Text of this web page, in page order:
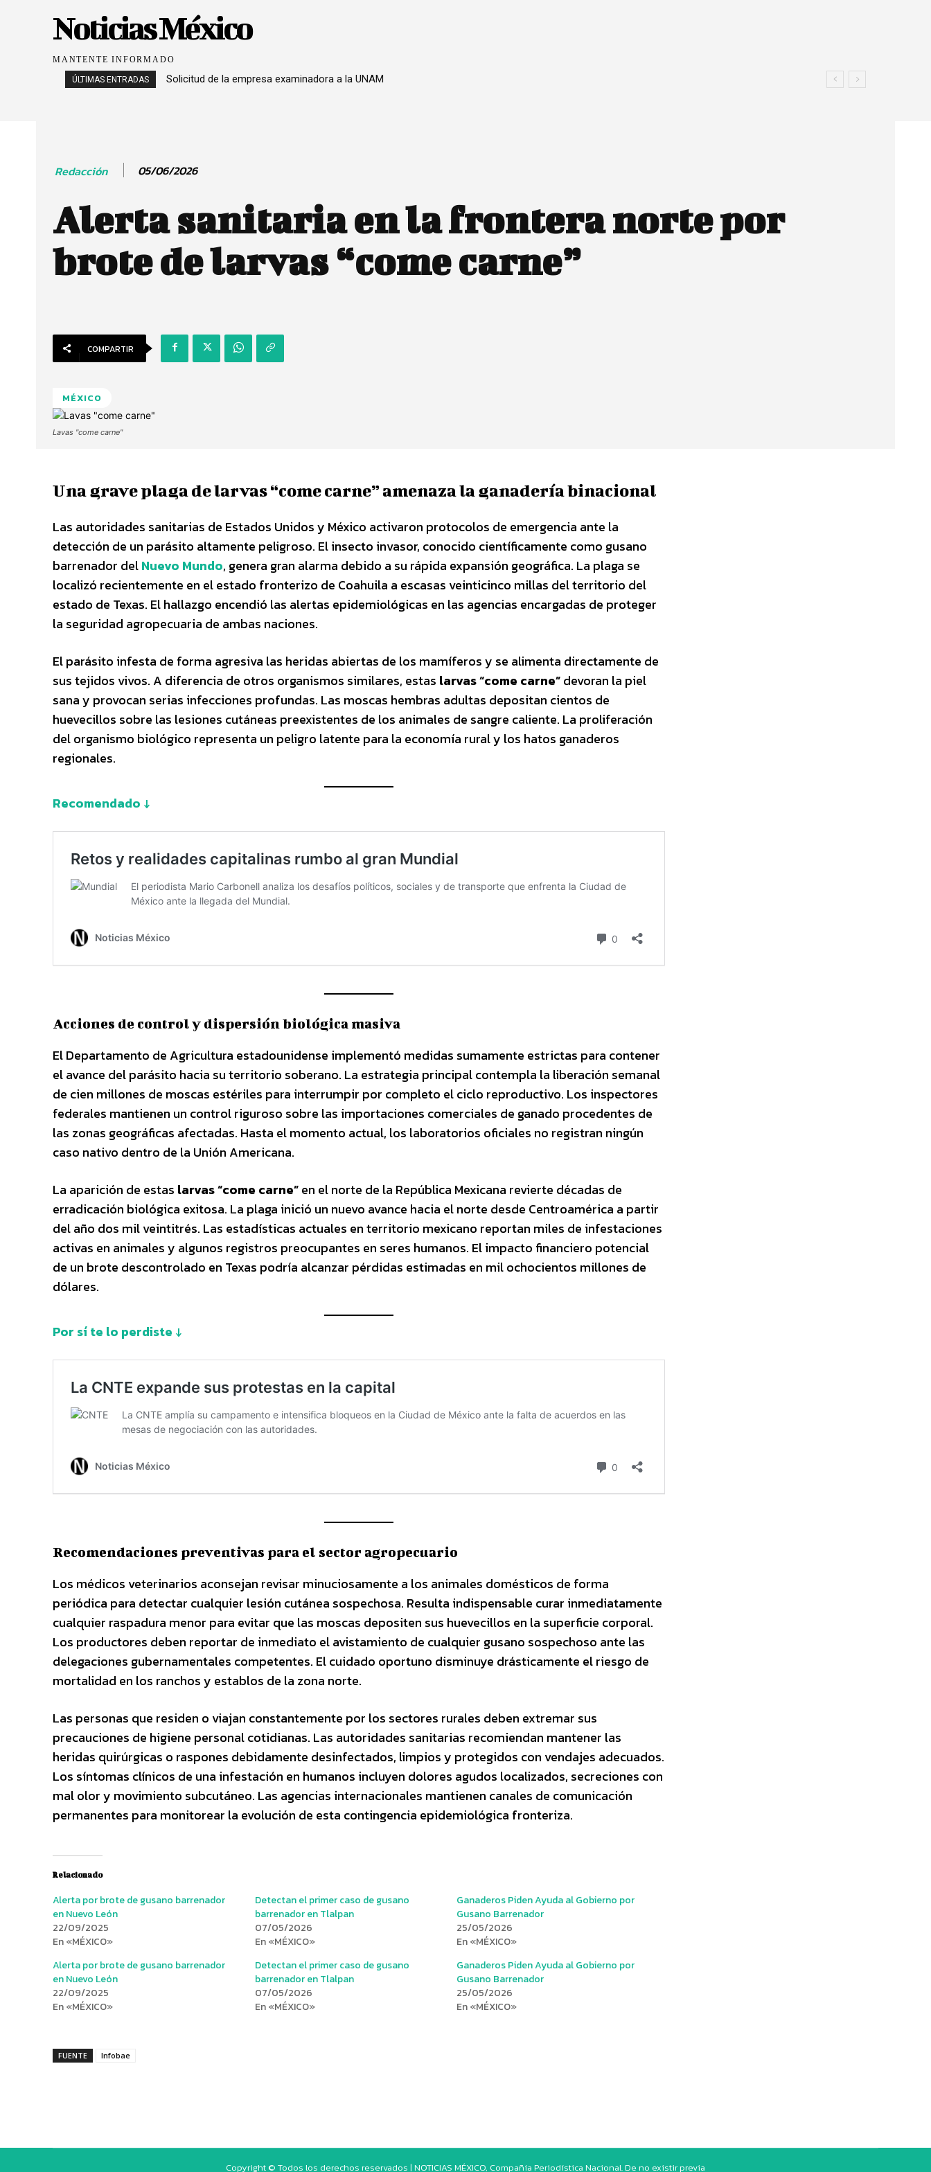
Noticias México
MANTENTE INFORMADO
ÚLTIMAS ENTRADAS Solicitud de la empresa examinadora a la UNAM
Redacción 05/06/2026
Alerta sanitaria en la frontera norte por
brote de larvas “come carne”
COMPARTIR
MÉXICO
Lavas "come carne"
Una grave plaga de larvas “come carne” amenaza la ganadería binacional
Las autoridades sanitarias de Estados Unidos y México activaron protocolos de emergencia ante la
detección de un parásito altamente peligroso. El insecto invasor, conocido científicamente como gusano
barrenador delNuevo Mundo, genera gran alarma debido a su rápida expansión geográfica. La plaga se
localizó recientemente en el estado fronterizo de Coahuila a escasas veinticinco millas del territorio del
estado de Texas. El hallazgo encendió las alertas epidemiológicas en las agencias encargadas de proteger
la seguridad agropecuaria de ambas naciones.
El parásito infesta de forma agresiva las heridas abiertas de los mamíferos y se alimenta directamente de
sus tejidos vivos. A diferencia de otros organismos similares, estas larvas “come carne”devoran la piel
sana y provocan serias infecciones profundas. Las moscas hembras adultas depositan cientos de
huevecillos sobre las lesiones cutáneas preexistentes de los animales de sangre caliente. La proliferación
del organismo biológico representa un peligro latente para la economía rural y los hatos ganaderos
regionales.
Recomendado ↓
Acciones de control y dispersión biológica masiva
El Departamento de Agricultura estadounidense implementó medidas sumamente estrictas para contener
el avance del parásito hacia su territorio soberano. La estrategia principal contempla la liberación semanal
de cien millones de moscas estériles para interrumpir por completo el ciclo reproductivo. Los inspectores
federales mantienen un control riguroso sobre las importaciones comerciales de ganado procedentes de
las zonas geográficas afectadas. Hasta el momento actual, los laboratorios oficiales no registran ningún
caso nativo dentro de la Unión Americana.
La aparición de estas larvas “come carne”en el norte de la República Mexicana revierte décadas de
erradicación biológica exitosa. La plaga inició un nuevo avance hacia el norte desde Centroamérica a partir
del año dos mil veintitrés. Las estadísticas actuales en territorio mexicano reportan miles de infestaciones
activas en animales y algunos registros preocupantes en seres humanos. El impacto financiero potencial
de un brote descontrolado en Texas podría alcanzar pérdidas estimadas en mil ochocientos millones de
dólares.
Por sí te lo perdiste ↓
Recomendaciones preventivas para el sector agropecuario
Los médicos veterinarios aconsejan revisar minuciosamente a los animales domésticos de forma
periódica para detectar cualquier lesión cutánea sospechosa. Resulta indispensable curar inmediatamente
cualquier raspadura menor para evitar que las moscas depositen sus huevecillos en la superficie corporal.
Los productores deben reportar de inmediato el avistamiento de cualquier gusano sospechoso ante las
delegaciones gubernamentales competentes. El cuidado oportuno disminuye drásticamente el riesgo de
mortalidad en los ranchos y establos de la zona norte.
Las personas que residen o viajan constantemente por los sectores rurales deben extremar sus
precauciones de higiene personal cotidianas. Las autoridades sanitarias recomiendan mantener las
heridas quirúrgicas o raspones debidamente desinfectados, limpios y protegidos con vendajes adecuados.
Los síntomas clínicos de una infestación en humanos incluyen dolores agudos localizados, secreciones con
mal olor y movimiento subcutáneo. Las agencias internacionales mantienen canales de comunicación
permanentes para monitorear la evolución de esta contingencia epidemiológica fronteriza.
Relacionado
Alerta por brote de gusano barrenador
en Nuevo León
22/09/2025
En «MÉXICO»
Detectan el primer caso de gusano
barrenador en Tlalpan
07/05/2026
En «MÉXICO»
Ganaderos Piden Ayuda al Gobierno por
Gusano Barrenador
25/05/2026
En «MÉXICO»
Alerta por brote de gusano barrenador
en Nuevo León
22/09/2025
En «MÉXICO»
Detectan el primer caso de gusano
barrenador en Tlalpan
07/05/2026
En «MÉXICO»
Ganaderos Piden Ayuda al Gobierno por
Gusano Barrenador
25/05/2026
En «MÉXICO»
FUENTE Infobae
Copyright © Todos los derechos reservados | NOTICIAS MÉXICO, Compañía Periodística Nacional. De no existir previa